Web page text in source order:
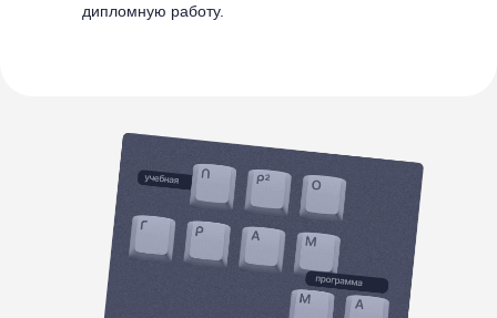
дипломную работу.